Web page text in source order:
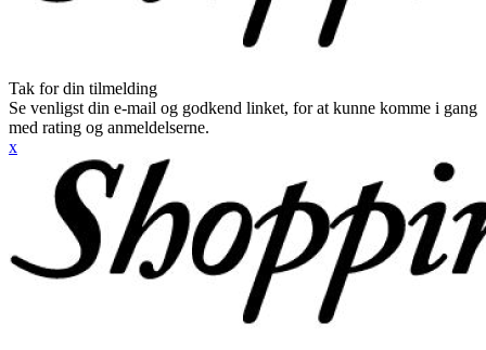
Tak for din tilmelding
Se venligst din e-mail og godkend linket, for at kunne komme i gang
med rating og anmeldelserne.
x